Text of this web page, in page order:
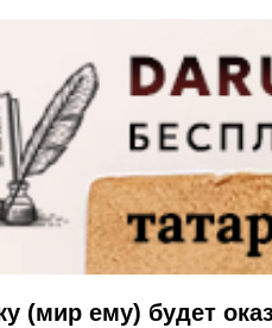
(мир ему) будет